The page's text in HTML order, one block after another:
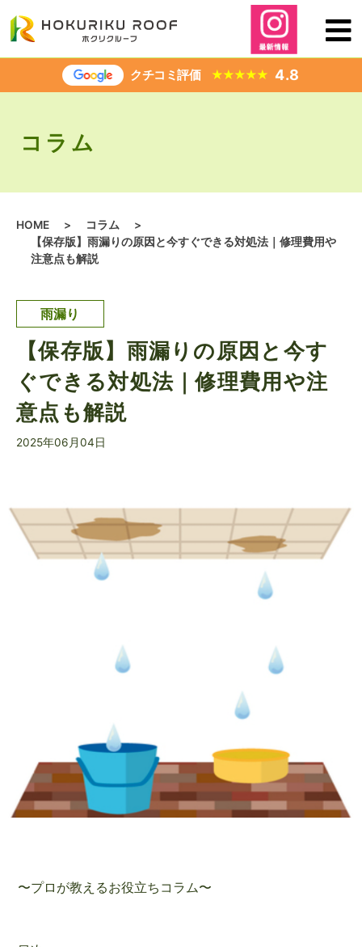
ス
クチコミ評価 ★★★★★ 4.8
コラム
HOME > コラム
>
【保存版】雨漏りの原因と今すぐできる対処法｜修理費用や
注意点も解説
雨漏り
【保存版】雨漏りの原因と今す
ぐできる対処法｜修理費用や注
意点も解説
2025年06月04日
〜プロが教えるお役立ちコラム〜